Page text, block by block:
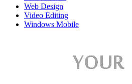
Web Design
Video Editing
Windows Mobile